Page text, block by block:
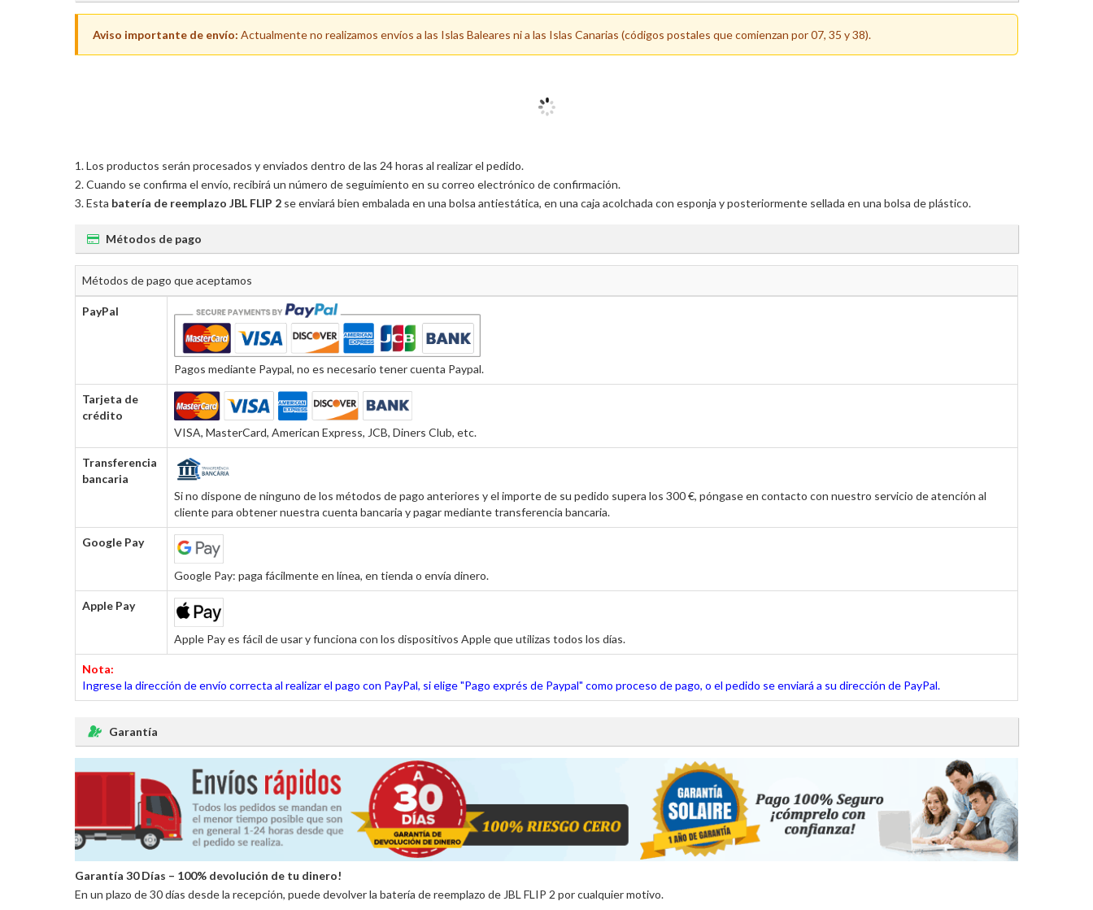
Aviso importante de envío: Actualmente no realizamos envíos a las Islas Baleares ni a las Islas Canarias (códigos postales que comienzan por 07, 35 y 38).
Los productos serán procesados y enviados dentro de las 24 horas al realizar el pedido.
Cuando se confirma el envío, recibirá un número de seguimiento en su correo electrónico de confirmación.
Esta batería de reemplazo JBL FLIP 2 se enviará bien embalada en una bolsa antiestática, en una caja acolchada con esponja y posteriormente sellada en una bolsa de plástico.
Métodos de pago
Métodos de pago que aceptamos
PayPal
Pagos mediante Paypal, no es necesario tener cuenta Paypal.
Tarjeta de
crédito
VISA, MasterCard, American Express, JCB, Diners Club, etc.
Transferencia
bancaria
Si no dispone de ninguno de los métodos de pago anteriores y el importe de su pedido supera los 300 €, póngase en contacto con nuestro servicio de atención al
cliente para obtener nuestra cuenta bancaria y pagar mediante transferencia bancaria.
Google Pay
Google Pay: paga fácilmente en línea, en tienda o envía dinero.
Apple Pay
Apple Pay es fácil de usar y funciona con los dispositivos Apple que utilizas todos los días.
Nota:
Ingrese la dirección de envío correcta al realizar el pago con PayPal, si elige "Pago exprés de Paypal" como proceso de pago, o el pedido se enviará a su dirección de PayPal.
Garantía
Garantía 30 Días – 100% devolución de tu dinero!
En un plazo de 30 días desde la recepción, puede devolver la batería de reemplazo de JBL FLIP 2 por cualquier motivo.